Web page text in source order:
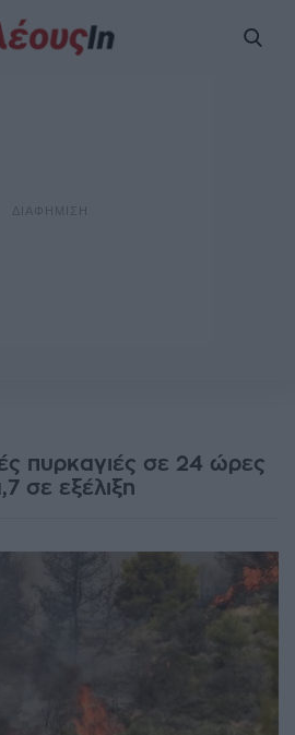
πυρκαγιές σε 24 ώρες
σε εξέλιξη